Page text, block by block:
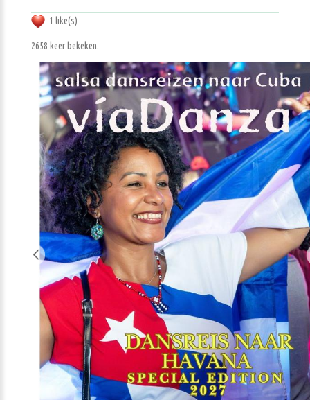
1 like(s)
2658 keer bekeken.